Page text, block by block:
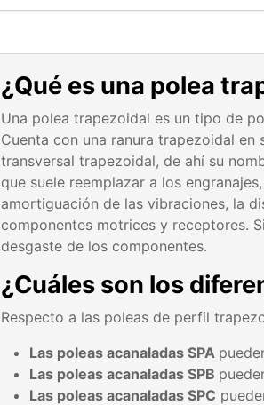
¿Qué es una polea
Una polea trapezoidal es un tipo de
Cuenta con una ranura trapezoidal en
transversal trapezoidal, de ahí su
que suele reemplazar a los
amortiguación de las vibraciones, la
componentes motrices y receptores.
desgaste de los componentes.
¿Cuáles son los
Respecto a las poleas de perfil
Las poleas acanaladas SPA
Las poleas acanaladas SPB
Las poleas acanaladas SPC